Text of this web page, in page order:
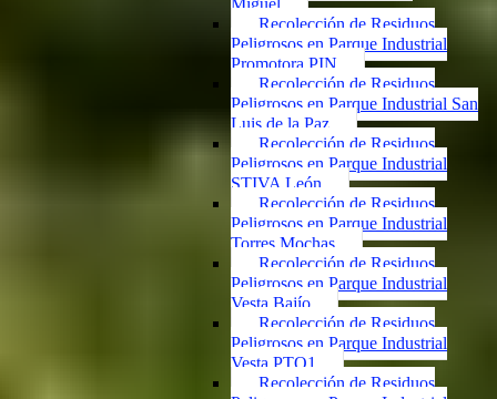
Miguel
Recolección de Residuos
Peligrosos en Parque Industrial
Promotora PIN
Recolección de Residuos
Peligrosos en Parque Industrial San
Luis de la Paz
Recolección de Residuos
Peligrosos en Parque Industrial
STIVA León
Recolección de Residuos
Peligrosos en Parque Industrial
Torres Mochas
Recolección de Residuos
Peligrosos en Parque Industrial
Vesta Bajío
Recolección de Residuos
Peligrosos en Parque Industrial
Vesta PTO1
Recolección de Residuos